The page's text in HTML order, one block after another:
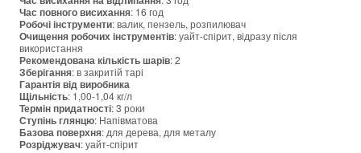
Час повного висихання: 16 год
Робочі інструменти: валик, пензель, розпилювач
Очищення робочих інструментів:уайт-спірит, відразу після
використання
Рекомендована кількість шарів: 2
Зберігання: в закритій тарі
Гарантіявід виробника
Щільність: 1,00-1,04 кг/л
Термін придатності: 3 роки
Ступінь глянцю: Напівматова
Базова поверхня: для дерева, для металу
Розріджувач: уайт-спірит